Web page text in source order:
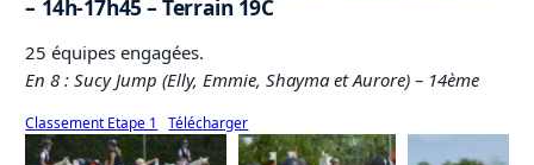
– 14h-17h45 – Terrain 19C
25 équipes engagées.
En 8 : Sucy Jump (Elly, Emmie, Shayma et Aurore) – 14ème
Classement Etape 1 Télécharger